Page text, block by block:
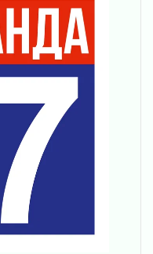
сможет
региона
пока не
за год